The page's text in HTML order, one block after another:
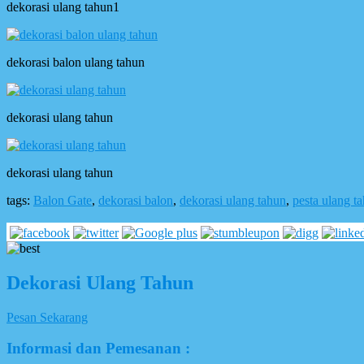
dekorasi ulang tahun1
dekorasi balon ulang tahun
dekorasi ulang tahun
dekorasi ulang tahun
tags: Balon Gate, dekorasi balon, dekorasi ulang tahun, pesta ulang
Dekorasi Ulang Tahun
Pesan Sekarang
Informasi dan Pemesanan :